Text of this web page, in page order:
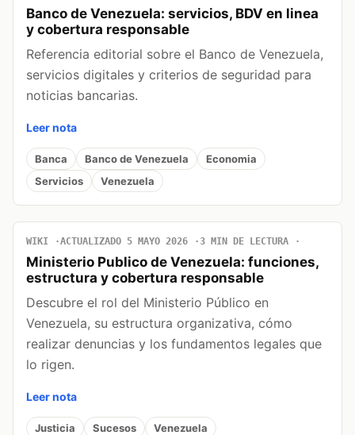
Banco de Venezuela: servicios, BDV en linea
y cobertura responsable
Referencia editorial sobre el Banco de Venezuela,
servicios digitales y criterios de seguridad para
noticias bancarias.
Leer nota
Banca Banco de Venezuela
Economia
Servicios
Venezuela
WIKI ACTUALIZADO 5 MAYO 2026 3 MIN DE LECTURA
Ministerio Publico de Venezuela: funciones,
estructura y cobertura responsable
Descubre el rol del Ministerio Público en
Venezuela, su estructura organizativa, cómo
realizar denuncias y los fundamentos legales que
lo rigen.
Leer nota
Justicia Sucesos Venezuela